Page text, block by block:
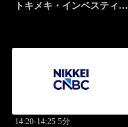
トキメキ・インベスティン
14:20-14:25 5分